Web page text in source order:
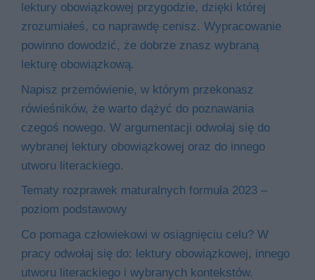
lektury obowiązkowej przygodzie, dzięki której
zrozumiałeś, co naprawdę cenisz. Wypracowanie
powinno dowodzić, że dobrze znasz wybraną
lekturę obowiązkową.
Napisz przemówienie, w którym przekonasz
rówieśników, że warto dążyć do poznawania
czegoś nowego. W argumentacji odwołaj się do
wybranej lektury obowiązkowej oraz do innego
utworu literackiego.
Tematy rozprawek maturalnych formuła 2023 –
poziom podstawowy
Co pomaga człowiekowi w osiągnięciu celu? W
pracy odwołaj się do: lektury obowiązkowej, innego
utworu literackiego i wybranych kontekstów.